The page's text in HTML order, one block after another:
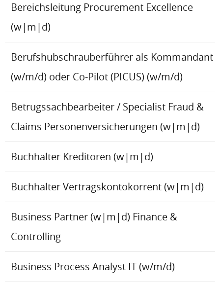
Bereichsleitung Procurement Excellence
(w|m|d)
Berufshubschrauberführer als Kommandant
(w/m/d) oder Co-Pilot (PICUS) (w/m/d)
Betrugssachbearbeiter / Specialist Fraud &
Claims Personenversicherungen (w|m|d)
Buchhalter Kreditoren (w|m|d)
Buchhalter Vertragskontokorrent (w|m|d)
Business Partner (w|m|d) Finance &
Controlling
Business Process Analyst IT (w/m/d)